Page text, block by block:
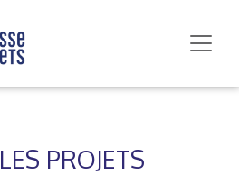
PROJETS